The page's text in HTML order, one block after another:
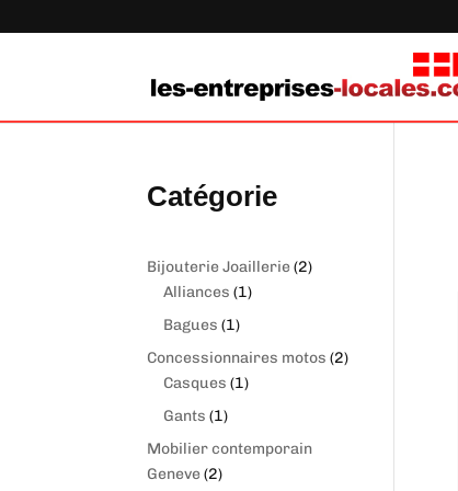
Catégorie
Bijouterie Joaillerie 22
Alliances 11
Bagues 11
produit
Concessionnaires motos 22
Casques 11
Gants 11
produit
Mobilier contemporain
Geneve 22